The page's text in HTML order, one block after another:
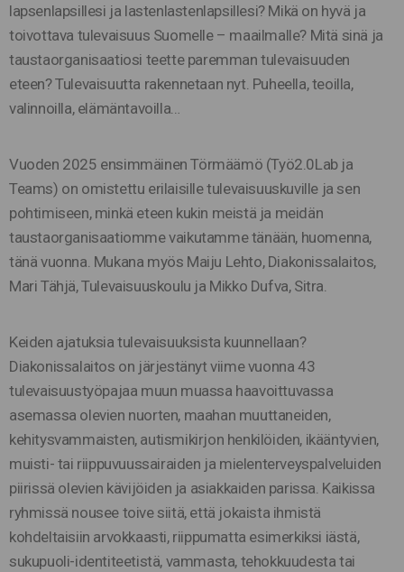
lapsenlapsillesi ja lastenlastenlapsillesi? Mikä on hyvä ja
toivottava tulevaisuus Suomelle – maailmalle? Mitä sinä ja
taustaorganisaatiosi teette paremman tulevaisuuden
eteen? Tulevaisuutta rakennetaan nyt. Puheella, teoilla,
valinnoilla, elämäntavoilla…
Vuoden 2025 ensimmäinen Törmäämö (Työ2.0Lab ja
Teams) on omistettu erilaisille tulevaisuuskuville ja sen
pohtimiseen, minkä eteen kukin meistä ja meidän
taustaorganisaatiomme vaikutamme tänään, huomenna,
tänä vuonna. Mukana myös Maiju Lehto, Diakonissalaitos,
Mari Tähjä, Tulevaisuuskoulu ja Mikko Dufva, Sitra.
Keiden ajatuksia tulevaisuuksista kuunnellaan?
Diakonissalaitos on järjestänyt viime vuonna 43
tulevaisuustyöpajaa muun muassa haavoittuvassa
asemassa olevien nuorten, maahan muuttaneiden,
kehitysvammaisten, autismikirjon henkilöiden, ikääntyvien,
muisti- tai riippuvuussairaiden ja mielenterveyspalveluiden
piirissä olevien kävijöiden ja asiakkaiden parissa. Kaikissa
ryhmissä nousee toive siitä, että jokaista ihmistä
kohdeltaisiin arvokkaasti, riippumatta esimerkiksi iästä,
sukupuoli-identiteetistä, vammasta, tehokkuudesta tai